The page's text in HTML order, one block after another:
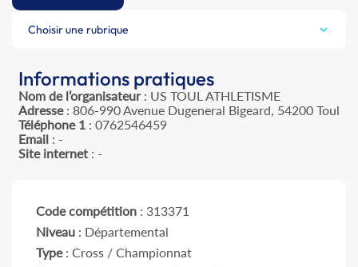
Choisir une rubrique
Informations pratiques
Nom de l’organisateur: US TOUL ATHLETISME
Adresse: 806-990 Avenue Dugeneral Bigeard, 54200 Toul
Téléphone 1 : 0762546459
Email : -
Site internet : -
Code compétition : 313371
Niveau : Départemental
Type: Cross / Championnat